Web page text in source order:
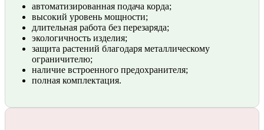
автоматизированная подача корда;
высокий уровень мощности;
длительная работа без перезаряда;
экологичность изделия;
защита растений благодаря металлическому
ограничителю;
наличие встроенного предохранителя;
полная комплектация.